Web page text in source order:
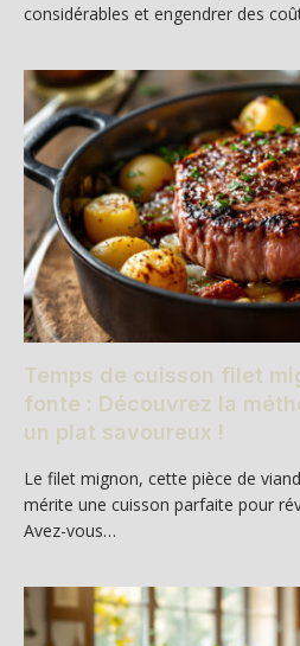
considérables et engendrer des
Temps de cuisson filet
fonte : Découvrez la
un plat savoureux !
Le filet mignon, cette pièce de
mérite une cuisson parfaite pour
Avez-vous…